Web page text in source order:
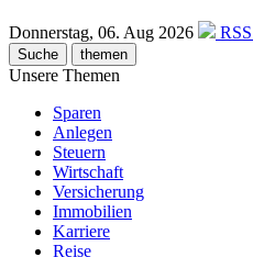
Donnerstag, 06. Aug 2026 RSS
Suche themen
Unsere Themen
Sparen
Anlegen
Steuern
Wirtschaft
Versicherung
Immobilien
Karriere
Reise